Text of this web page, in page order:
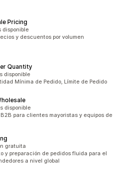
Pricing
disponible
y descuentos por volumen
Quantity
disponible
Mínima de Pedido, Límite de Pedido
disponible
para clientes mayoristas y equipos de
gratuita
y preparación de pedidos fluida para el
a nivel global